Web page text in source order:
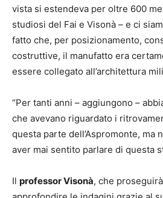
vista si estendeva per oltre 600
studiosi del Fai e Visonà – e ci
fatto che, per posizionamento,
costruttive, il manufatto era
essere collegato all’architettura
“Per tanti anni – aggiungono –
che avevano riguardato i
questa parte dell’Aspromonte, ma
aver mai sentito parlare di questa
Il professor Visonà, che